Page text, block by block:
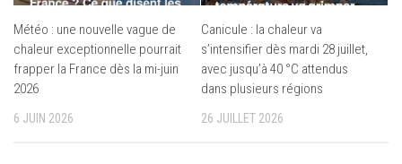
Météo : une nouvelle vague de
chaleur exceptionnelle pourrait
frapper la France dès la mi-juin
2026
6 JUIN 2026
Canicule : la chaleur va
s’intensifier dès mardi 28 juillet,
avec jusqu’à 40 °C attendus
dans plusieurs régions
26 JUILLET 2026